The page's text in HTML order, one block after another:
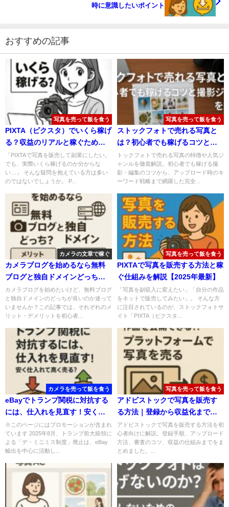
時に意識したいポイント
おすすめの記事
写真を売って飯を食う
PIXTA（ピクスタ）でいくら稼げ
る？収益のリアルと稼ぐための
戦略を解説！
「PIXTAで写真を販売して副業にしたい。
でも、実際いくら稼げるのか分からな
い…」 そんな疑問を抱えている方は多い
のではないでしょうか。 P...
写真を売って飯を食う
ストックフォトで売れる写真と
は？初心者でも稼げるコツと撮
影ジャンルを紹介します
トックフォトで売れる写真の特徴や人気ジ
ャンルを徹底解説。初心者でも稼げる撮
影・編集のコツから、アップロード時のキ
ーワード戦略まで網羅した完全...
カメラの文章で稼ぐ
カメラブログを始めるなら無料
ブログと独自ドメインどっち？
それぞれのメリット・デメリッ
ト
カメラブログを始めたいけど、無料ブログ
と独自ドメインのどっちが良いのか迷って
いませんか？この記事では、それぞれのメ
リット・デメリットを初心者...
写真を売って飯を食う
PIXTAで写真を販売する方法と稼
ぐ仕組みを解説【2025年最新】
「写真を副収入に変えたい」「自分の作品
をネットで販売してみたい」。 そんな方
に注目されているのが、ストックフォトサ
イト「PIXTA（ピクスタ...
カメラを売って飯を食う
eBayでトランプ関税に対抗する
には、仕入れを見直す！安く仕
入れて高く売る？
※このページにはプロモーションが含まれ
ています 2025年8月、トランプ前大統領に
よる「デ・ミニミス制度」廃止は、eBay
輸出を中心に活動し...
写真を売って飯を食う
アドビストックで写真を販売す
る方法｜登録から収益化まで初
心者向けに解説
アドビストックで写真を販売する方法を初
心者向けに解説。登録手順、アップロード
方法、審査のコツ、収益の仕組みまでをま
とめました。...